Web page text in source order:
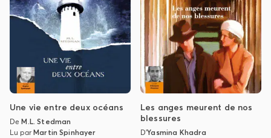
Une vie entre deux océans
DeM.L. Stedman
Lu parMartin Spinhayer
Les anges meurent de nos
blessures
D'Yasmina Khadra